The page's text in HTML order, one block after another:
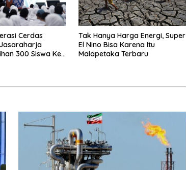
Cerdas
300 Siswa Ke
Tak Hanya Harga Energi, Super
El Nino Bisa Karena Itu
Malapetaka Terbaru